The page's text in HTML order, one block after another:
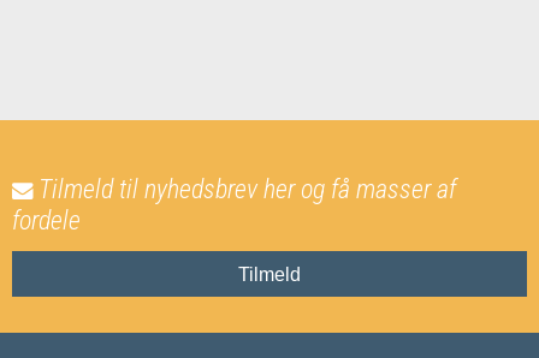
Tilmeld til nyhedsbrev her og få masser af
fordele
Tilmeld